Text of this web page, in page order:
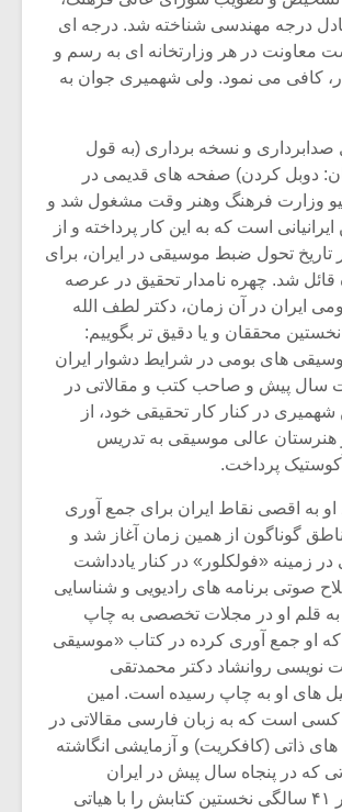
درجه مهندسی شناخته شد. درجه ای
معاونت در هر وزارتخانه ای به رسم و
کافی می نمود. ولی شهمیری جوان به
صدابرداری و نسخه برداری (به قول
دوبل کردن) صفحه های قدیمی در
وزارت فرهنگ وهنر وقت مشغول شد و
است که به این کار پرداخته و از
تاریخ تحول ضبط موسیقی در ایران، برای
قائل شد. چهره نامدار تحقیق در عرصه
ایران در آن زمان، دکتر لطف الله
محققان و یا دقیق تر بگوییم:
های بومی در شرایط دشوار ایران
سال پیش و صاحب کتب و مقالاتی در
شهمیری در کنار کار تحقیقی خود، از
۱۳۳۷ در هنرستان عالی موسیقی به تدریس
پرداخت.
به اقصی نقاط ایران برای جمع آوری
گوناگون از همین زمان آغاز شد و
زمینه «فولکلور» در کنار یادداشت
صوتی برنامه های رادیویی و شناسایی
به قلم او در مجلات تخصصی به چاپ
او جمع آوری کرده در کتاب «موسیقی
نویسی روانشاد دکتر محمدتقی
های او به چاپ رسیده است. امین
است که به زبان فارسی مقالاتی در
ذاتی (کافکریت) و آزمایشی انگاشته
که در پنجاه سال پیش در ایران
ناشناخته بود. در ۴۱ سالگی نخستین کتابش را با هیاتی
میکلوش روژا
یادداشتی بر موسیقی
متن فیلم «متری
شیش و نیم»
اگر نمی توانی
مشهورترین باشی،
بدنام ترین باش
برگزار
سکانسی
موسیقی